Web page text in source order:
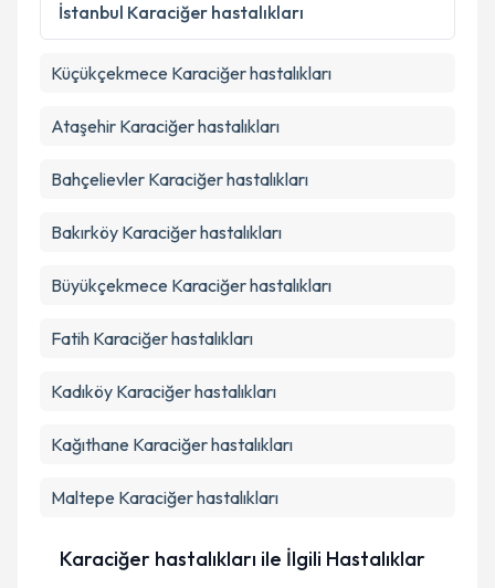
İstanbul Karaciğer hastalıkları
Küçükçekmece Karaciğer hastalıkları
Ataşehir Karaciğer hastalıkları
Bahçelievler Karaciğer hastalıkları
Bakırköy Karaciğer hastalıkları
Büyükçekmece Karaciğer hastalıkları
Fatih Karaciğer hastalıkları
Kadıköy Karaciğer hastalıkları
Kağıthane Karaciğer hastalıkları
Maltepe Karaciğer hastalıkları
Karaciğer hastalıkları ile İlgili Hastalıklar